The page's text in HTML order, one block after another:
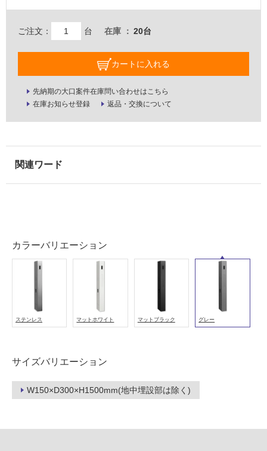
ご注文： 台 在庫 20台
カートに入れる
先納期の大口案件在庫問い合わせはこちら
在庫お知らせ登録
返品・交換について
カラーバリエーション
ステンレス マットホワイト マットブラック グレー
サイズバリエーション
W150×D300×H1500mm(地中埋設部は除く)
壁・
壁・
使
可
能
使
冷
地
フ
ロ